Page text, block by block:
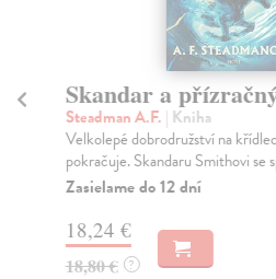
Skandar a
Steadman A.F. | Kniha
Velkolepé dobrodružství na
pokračuje. Skandaru Smithovi se
Zasielame do 12 dní
18,24 €
18,80 € ?